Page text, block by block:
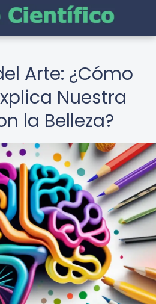
Arte: ¿Cómo
Nuestra
la Belleza?